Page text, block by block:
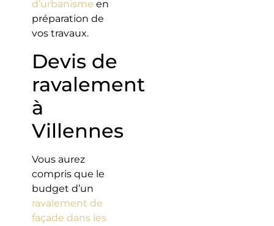
d’urbanisme en
préparation de
vos travaux.
Devis de
ravalement
à
Villennes
Vous aurez
compris que le
budget d’un
ravalement de
façade dans les